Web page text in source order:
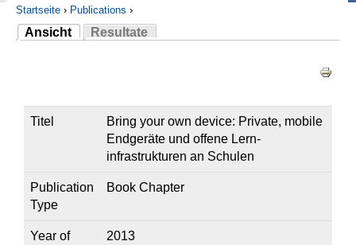
Sie sind hier
Startseite › Publications ›
Ansicht
(aktiver Reiter)
Resultate
Titel
Bring your own device: Private, mobile
Endgeräte und offene Lern­
infrastrukturen an Schulen
Publication
Type
Book Chapter
Year of
2013